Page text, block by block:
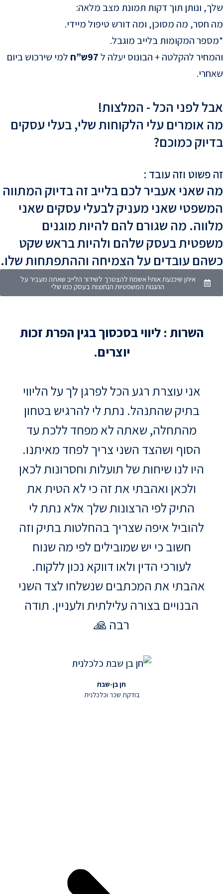
שלך, ונותן תוך דקות תמונת מצב מלאה:
מה חסר, מה מסוכן, ומה דורש טיפול מיידי.
*מספר המקומות בלייב מוגבל.
והמחיר להקלטה + הבונוס יעלה ל97ש”ח
למי שירכוש ביום
שאחרי.
אבל לפני הכל - המלצות!
מה אומרים עלי הלקוחות שלי, בעלי עסקים
בדיוק כמוכם?
זה פשוט וזה עובד :
מה שאני אעביר לכם בלייב זה בדיוק המתווה
המשפטי שאני מעניק לבעלי עסקים שאני
מלווה. מה שגורם להם להיות מוגנים
משפטית בעסק שלהם ולהיות בראש שקט
כשהם עובדים על הצמיחה וההתפתחות שלו.
איתן שיכנעת אותי! אשמח להצטרך לשידור הלייב שאתה מעביר על
ההגנות המשפטיות הנחוצות בעסק כמו שלי
השרות : ליווי בסכסוך בגין הפרת זכות
יוצרים.
אני עוצרת רגע הכל לפרגן לך על הליווי
בתיק שהתנהל. נתת לי להרגיש בטחון
מהתחלה, שאתה לא מפחד ללכת עד
הסוף ושהצד השני צריך לפחד מאיתנו.
היו לנו שיחות של תועלות וחסרונות לכאן
ולכאן ואהבתי את זה כי לא הטית את
התיק לפי הרצונות שלך אלא נתת לי
להוביל איפה שצריך בהחלטות בתיק וזה
חשוב כי יש שמובילים לפי מה שנוח
לעורכי הדין ולאו דווקא נכון ללקוח.
אהבתי את המכתבים שנשלחו לצד השני
הבנויים בצורה עלילתית ולעניין. תודה
רבה 🙏
חן בן-שבת
בודקת שכר וכלכלנית